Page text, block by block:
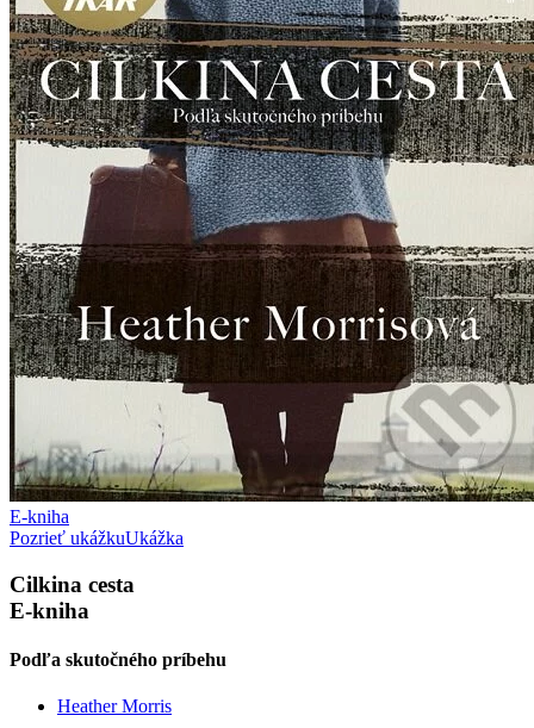
E-kniha
Pozrieť ukážkuUkážka
Cilkina cesta
E-kniha
Podľa skutočného príbehu
Heather Morris